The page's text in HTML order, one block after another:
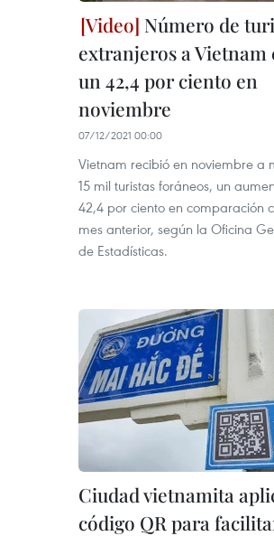
Número de
extranjeros a Vietnam
un 42,4 por ciento en
noviembre
07/12/2021 00:00
Vietnam recibió en noviembre a
15 mil turistas foráneos, un
42,4 por ciento en comparación
mes anterior, según la Oficina
de Estadísticas.
Ciudad vietnamita
código QR para